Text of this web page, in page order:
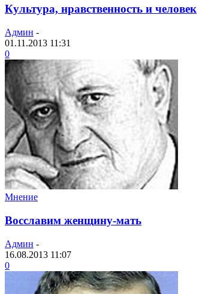
Культура, нравственность и человек
Админ -
01.11.2013 11:31
0
Мнение
Восславим женщину-мать
Админ -
16.08.2013 11:07
0